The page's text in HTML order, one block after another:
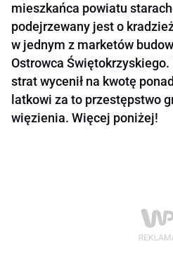
mieszkańca powiatu
podejrzewany jest o
w jednym z marketów
Ostrowca
strat wycenił na kwotę
latkowi za to przestępstwo
więzienia. Więcej poniżej!